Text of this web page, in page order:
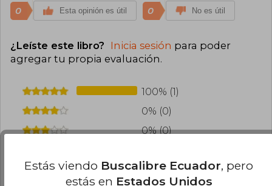
0 Esta opinión es útil 0 No es útil
¿Leíste este libro? Inicia sesión para poder
agregar tu propia evaluación.
100% (1)
0% (0)
0% (0)
0% (0)
Estás viendo Buscalibre Ecuador, pero
estás en Estados Unidos